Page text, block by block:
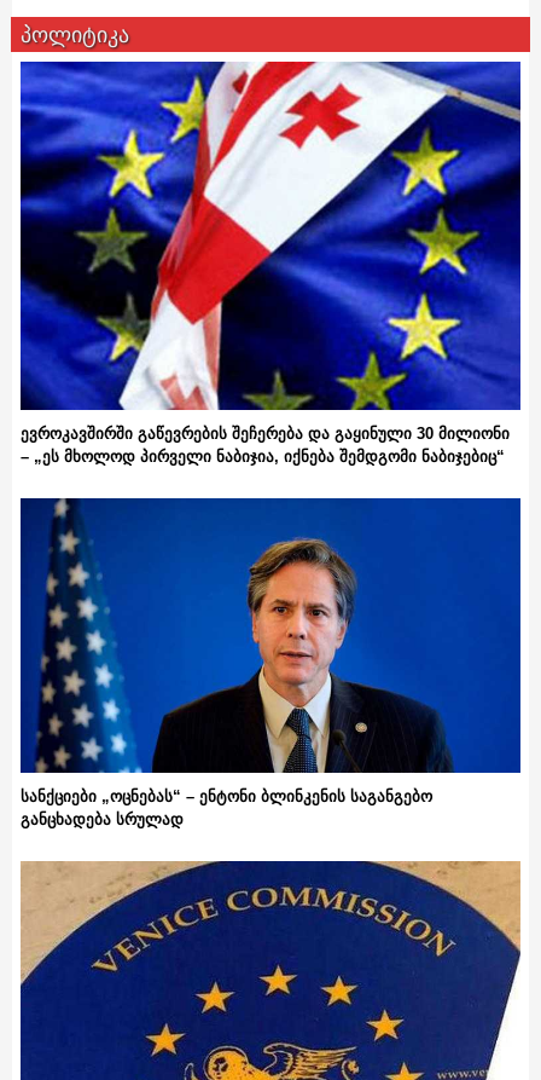
პოლიტიკა
ევროკავშირში გაწევრების შეჩერება და გაყინული 30 მილიონი
– „ეს მხოლოდ პირველი ნაბიჯია, იქნება შემდგომი ნაბიჯებიც“
სანქციები „ოცნებას“ – ენტონი ბლინკენის საგანგებო
განცხადება სრულად